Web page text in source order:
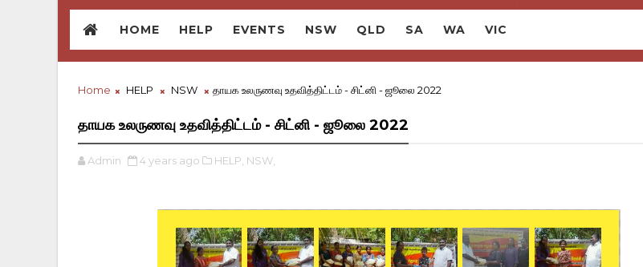
HOME HELP EVENTS NSW QLD SA WA VIC
Home HELP NSW தாயக உலருணவு உதவித்திட்டம் - சிட்னி - ஜூலை 2022
தாயக உலருணவு உதவித்திட்டம் - சிட்னி - ஜூலை 2022
Admin 4 years ago HELP, NSW,